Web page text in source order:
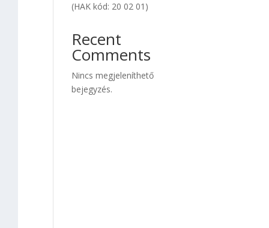
(HAK kód: 20 02 01)
Recent
Comments
Nincs megjeleníthető
bejegyzés.